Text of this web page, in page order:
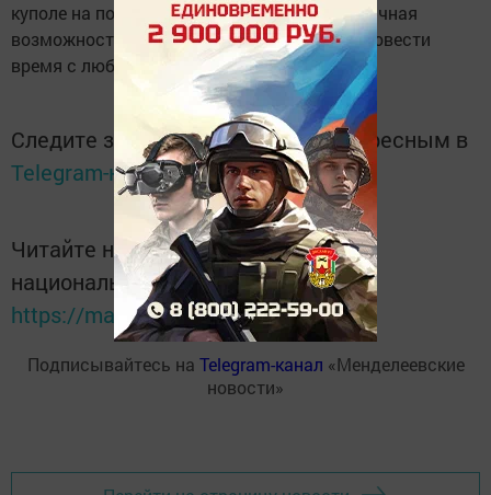
куполе на постоянной основе, ведь это отличная
возможность для всех нас сблизиться и провести
время с любимыми!
Следите за самым важным и интересным в
Telegram-каналеТатмедиа
Читайте новости Татарстана в
национальном мессенджере MАХ:
https://max.ru/tatmedia
Подписывайтесь на Telegram-канал «Менделеевские
новости»